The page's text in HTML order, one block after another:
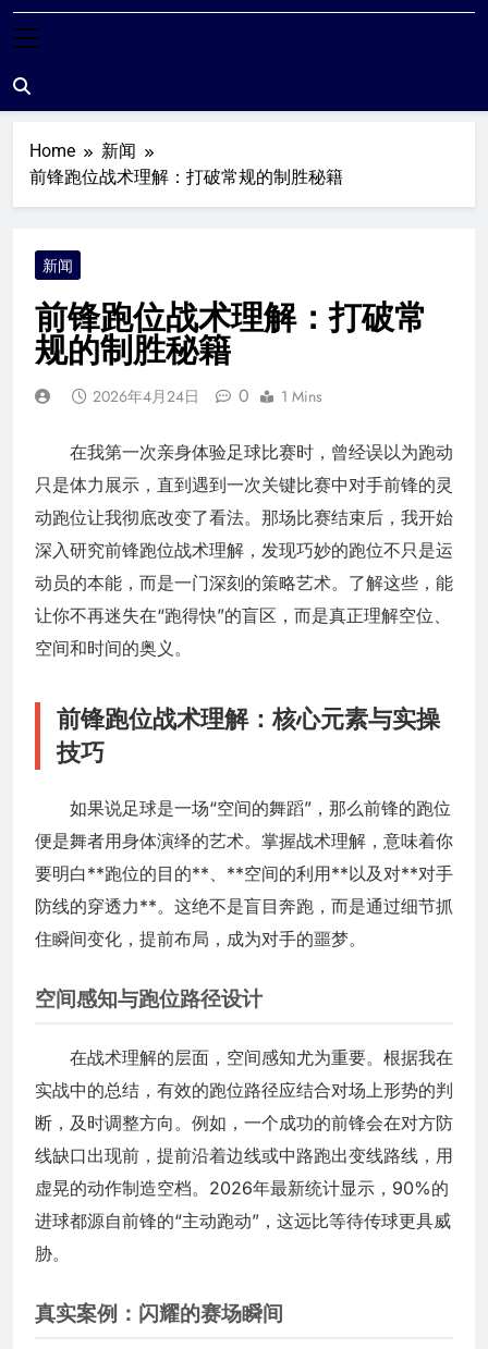
Home
新闻
前锋跑位战术理解：打破常规的制胜秘籍
新闻
前锋跑位战术理解：打破常
规的制胜秘籍
2026年4月24日 0 1 Mins
在我第一次亲身体验足球比赛时，曾经误以为跑动
只是体力展示，直到遇到一次关键比赛中对手前锋的灵
动跑位让我彻底改变了看法。那场比赛结束后，我开始
深入研究前锋跑位战术理解，发现巧妙的跑位不只是运
动员的本能，而是一门深刻的策略艺术。了解这些，能
让你不再迷失在“跑得快”的盲区，而是真正理解空位、
空间和时间的奥义。
前锋跑位战术理解：核心元素与实操
技巧
如果说足球是一场“空间的舞蹈”，那么前锋的跑位
便是舞者用身体演绎的艺术。掌握战术理解，意味着你
要明白**跑位的目的**、**空间的利用**以及对**对手
防线的穿透力**。这绝不是盲目奔跑，而是通过细节抓
住瞬间变化，提前布局，成为对手的噩梦。
空间感知与跑位路径设计
在战术理解的层面，空间感知尤为重要。根据我在
实战中的总结，有效的跑位路径应结合对场上形势的判
断，及时调整方向。例如，一个成功的前锋会在对方防
线缺口出现前，提前沿着边线或中路跑出变线路线，用
虚晃的动作制造空档。2026年最新统计显示，90%的
进球都源自前锋的“主动跑动”，这远比等待传球更具威
胁。
真实案例：闪耀的赛场瞬间